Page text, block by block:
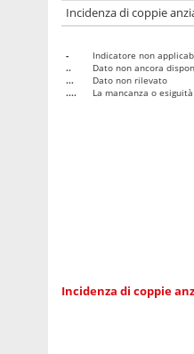
Incidenza di coppie
-
Indicatore non
..
Dato non ancora
...
Dato non rilevato
....
La mancanza o
Incidenza di coppie